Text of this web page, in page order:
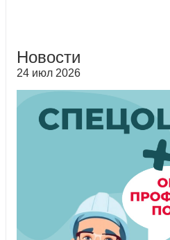
Новости
24 июл 2026